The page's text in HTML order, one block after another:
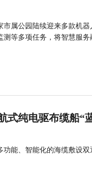
市属公园陆续迎来多款机
测等多项任务，将智慧服务
式纯电驱布缆船“
功能、智能化的海缆敷设